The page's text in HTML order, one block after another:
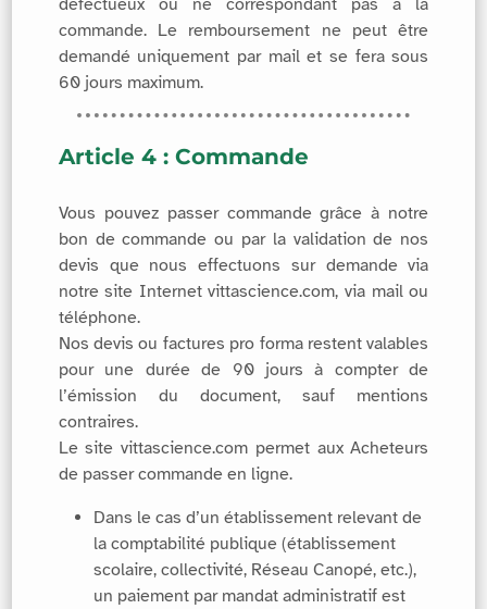
commande. Le remboursement ne peut être
demandé uniquement par mail et se fera sous
60 jours maximum.
Article 4 : Commande
Vous pouvez passer commande grâce à notre
bon de commande ou par la validation de nos
devis que nous effectuons sur demande via
notre site Internet vittascience.com, via mail ou
téléphone.
Nos devis ou factures pro forma restent valables
pour une durée de 90 jours à compter de
l’émission du document, sauf mentions
contraires.
Le site vittascience.com permet aux Acheteurs
de passer commande en ligne.
Dans le cas d’un établissement relevant de
la comptabilité publique (établissement
scolaire, collectivité, Réseau Canopé, etc.),
un paiement par mandat administratif est